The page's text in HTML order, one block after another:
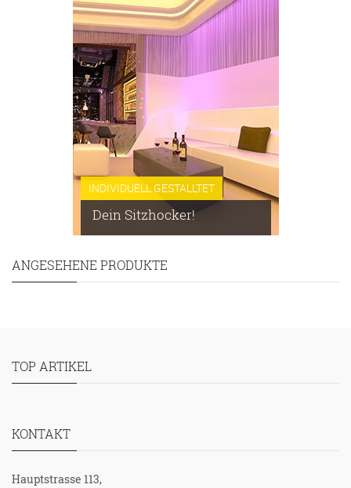
INDIVIDUELL GESTALLTET
Dein Sitzhocker!
ANGESEHENE PRODUKTE
TOP ARTIKEL
KONTAKT
Hauptstrasse 113,